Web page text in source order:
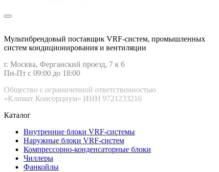
Мультибрендовый поставщик VRF-cистем, промышленных
систем кондиционирования и вентиляции
г. Москва, Ферганский проезд, 7 к 6
Пн-Пт с 09:00 до 18:00
Общество с ограниченной ответственностью
«Климат Консорциум» ИНН 9721233216
Каталог
Внутренние блоки VRF-cистемы
Наружные блоки VRF-cистем
Компрессорно-конденсаторные блоки
Чиллеры
Фанкойлы